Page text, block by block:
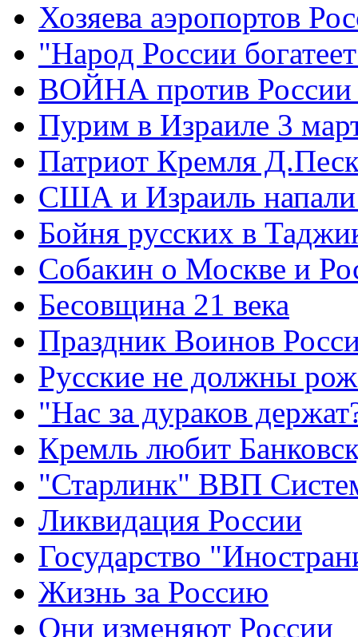
Хозяева аэропортов
"Народ России
ВОЙНА против России
Пурим в Израиле 3
Патриот Кремля
США и Израиль
Бойня русских в
Собакин о Москве и
Бесовщина 21 века
Праздник Воинов
Русские не должны
"Нас за дураков
Кремль любит
"Старлинк" ВВП
Ликвидация России
Государство
Жизнь за Россию
Они изменяют России